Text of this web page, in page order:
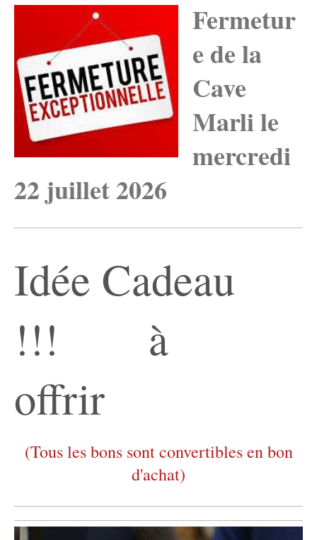
Fermetur
e de la
Cave
Marli le
mercredi
22 juillet 2026
Idée Cadeau
!!! à
offrir
(Tous les bons sont convertibles en bon
d'achat)